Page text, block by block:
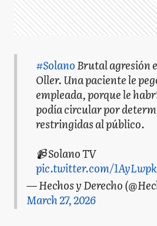
#SolanoBrutal agresión
Oller. Una paciente le
empleada, porque le
podía circular por
restringidas al público.
📹 Solano TV
pic.twitter.com/
— Hechos y Derecho
March 27, 2026